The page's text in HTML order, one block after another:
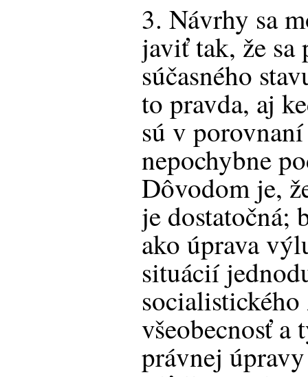
3. Návrhy sa
javiť tak, že
súčasného
to pravda, aj
sú v
nepochybne
Dôvodom je,
je dostatočná;
ako úprava
situácií
všeobecnosť a
právnej